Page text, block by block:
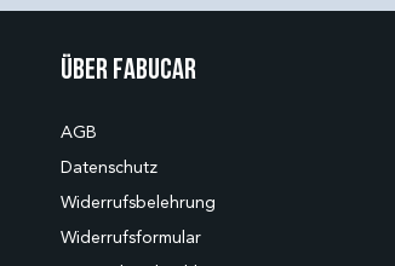
Über Fabucar
AGB
Datenschutz
Widerrufsbelehrung
Widerrufsformular